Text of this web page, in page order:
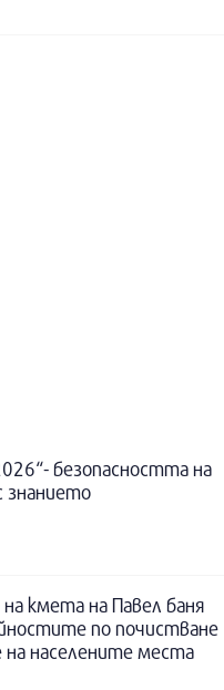
безопасността на
знанието
кмета на Павел баня
по почистване
на населените места